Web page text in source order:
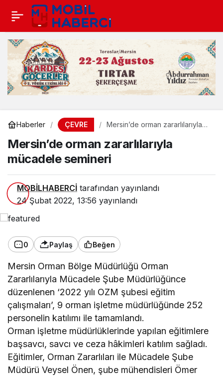
Haberler ÇEVRE
Mersin’de orman zararlılarıyla
Mersin’de orman zararlılarıyla
mücadele semineri
MOBİLHABERCİ tarafından yayınlandı
24 Şubat 2022, 13:56 yayınlandı
0 Paylaş Beğen
Mersin Orman Bölge Müdürlüğü Orman
Zararlılarıyla Mücadele Şube Müdürlüğünce
düzenlenen ‘2022 yılı OZM şubesi eğitim
çalışmaları’, 9 orman işletme müdürlüğünde 252
personelin katılımı ile tamamlandı.
Orman işletme müdürlüklerinde yapılan eğitimlere
başsavcı, savcı ve ceza hâkimleri katılım sağladı.
Eğitimler, Orman Zararlıları ile Mücadele Şube
Müdürü Veysel Önen, şube mühendisleri Ömer